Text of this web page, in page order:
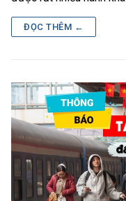
ĐỌC THÊM ←